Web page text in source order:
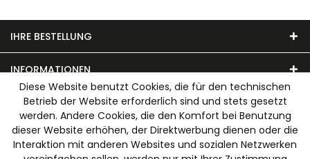
IHRE BESTELLUNG
INFORMATIONEN
UNSER MODEHAUS
WIR AKZEPTIEREN FOLGENDE ZAHLUNGSARTEN
Diese Website benutzt Cookies, die für den technischen
Betrieb der Website erforderlich sind und stets gesetzt
werden. Andere Cookies, die den Komfort bei Benutzung
dieser Website erhöhen, der Direktwerbung dienen oder die
Interaktion mit anderen Websites und sozialen Netzwerken